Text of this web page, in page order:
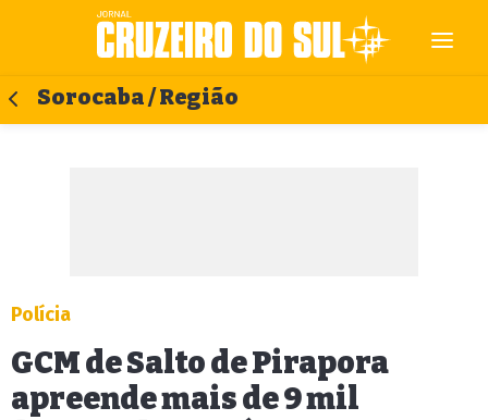
Sorocaba / Região
Polícia
GCM de Salto de Pirapora
apreende mais de 9 mil